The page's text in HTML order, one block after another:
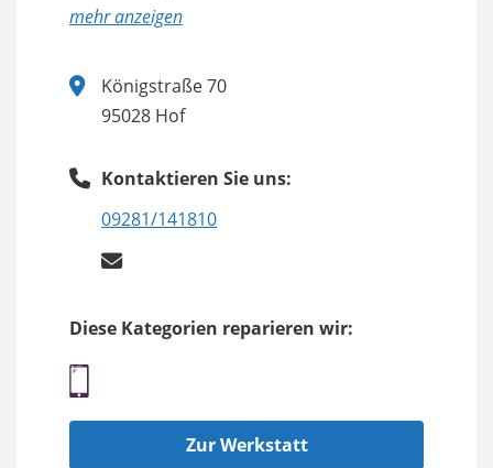
anzeigen
Königstraße 70
95028 Hof
Kontaktieren Sie uns:
09281/141810
Diese Kategorien reparieren wir:
Zur Werkstatt